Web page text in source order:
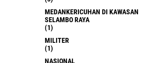
MEDANKERICUHAN DI KAWASAN
SELAMBO RAYA
(1)
MILITER
(1)
NASIONAL